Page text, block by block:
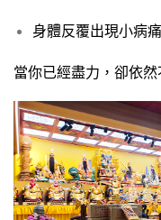
身體反覆出現小病痛
當你已經盡力，卻依